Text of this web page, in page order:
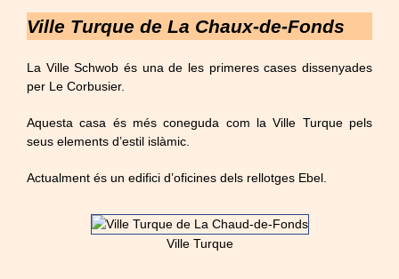
Ville Turque de La Chaux-de-Fonds
La Ville Schwob és una de les primeres cases dissenyades
per Le Corbusier.
Aquesta casa és més coneguda com laVille Turquepels
seus elements d’estil islàmic.
Actualment és un edifici d’oficines dels rellotges Ebel
Ville Turque